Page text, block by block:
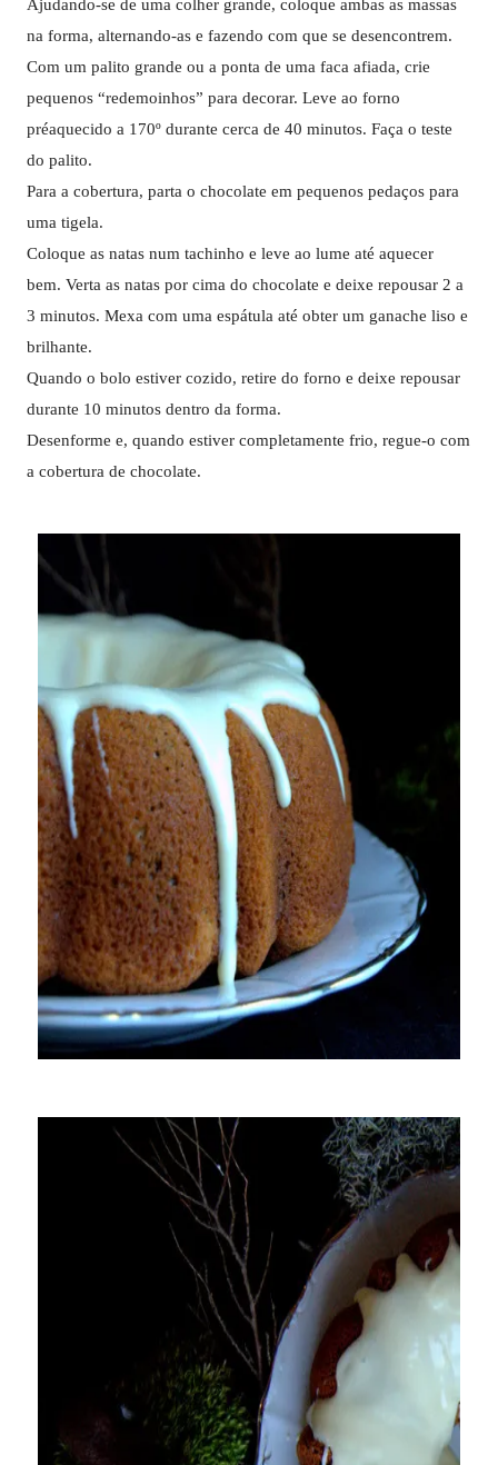
Ajudando-se de uma colher grande, coloque ambas as massas
na forma, alternando-as e fazendo com que se desencontrem.
Com um palito grande ou a ponta de uma faca afiada, crie
pequenos “redemoinhos” para decorar. Leve ao forno
préaquecido a 170º durante cerca de 40 minutos. Faça o teste
do palito.
Para a cobertura, parta o chocolate em pequenos pedaços para
uma tigela.
Coloque as natas num tachinho e leve ao lume até aquecer
bem. Verta as natas por cima do chocolate e deixe repousar 2 a
3 minutos. Mexa com uma espátula até obter um ganache liso e
brilhante.
Quando o bolo estiver cozido, retire do forno e deixe repousar
durante 10 minutos dentro da forma.
Desenforme e, quando estiver completamente frio, regue-o com
a cobertura de chocolate.